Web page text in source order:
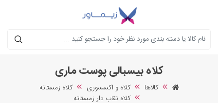
جستجو
کلاه بیسبالی پوست ماری
کالاها کلاه و اکسسوری
کلاه زمستانه
کلاه نقاب دار زمستانه